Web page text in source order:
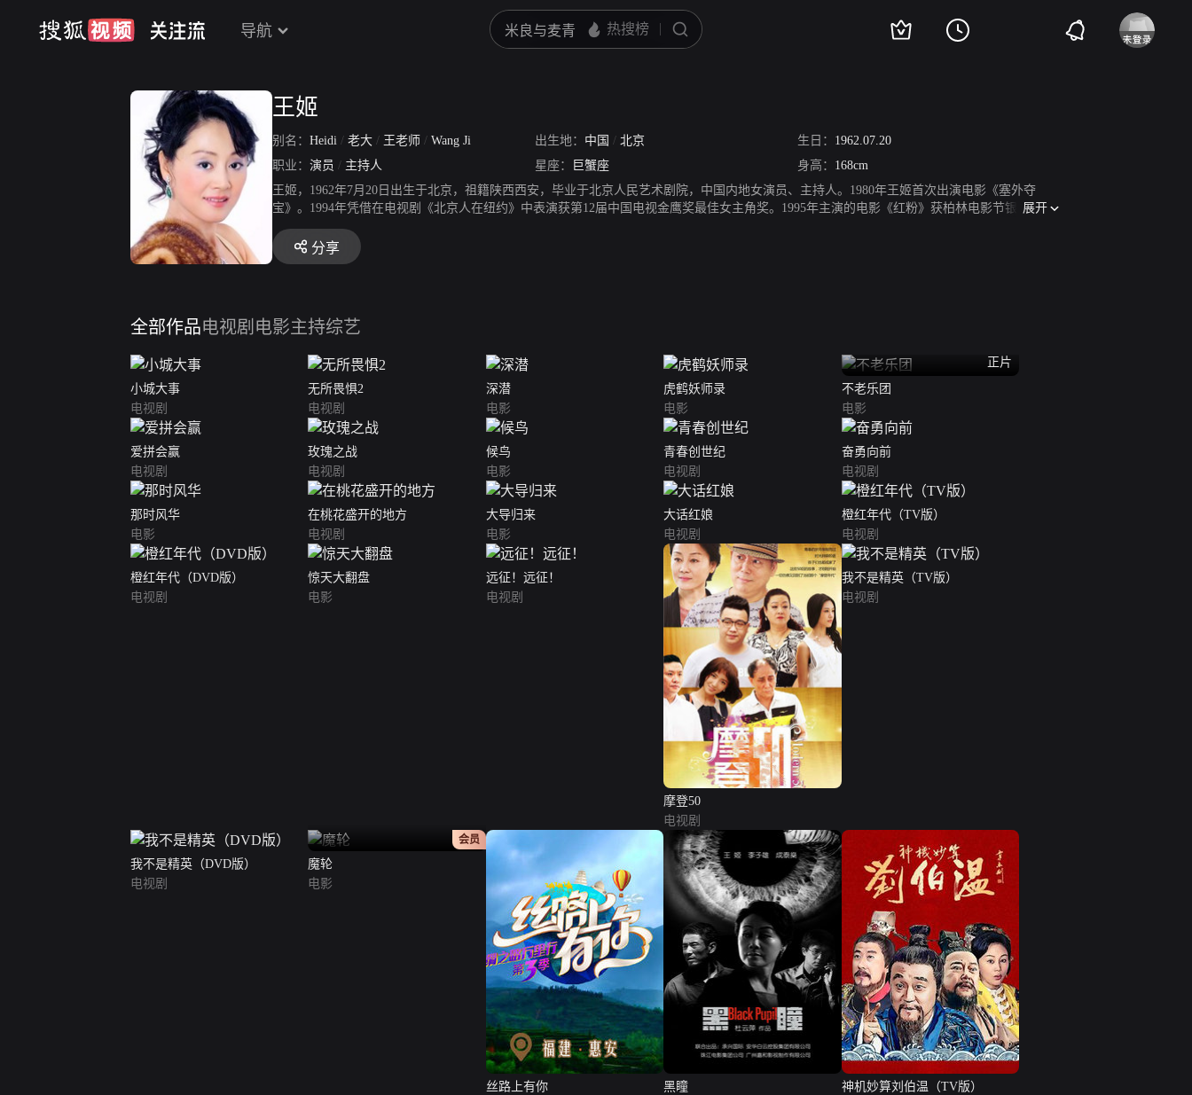
导航
王姬
别名： Heidi / 老大 / 王老师 / Wang Ji 出生地： 中国 / 北京 生日： 1962.07.20
职业： 演员 / 主持人 星座： 巨蟹座 身高： 168cm
王姬，1962年7月20日出生于北京，祖籍陕西西安，毕业于北京人民艺术剧院，中国内地女演员、主持人。1980年王姬首次出演电影《塞外夺
宝》。1994年凭借在电视剧《北京人在纽约》中表演获第12届中国电视金鹰奖最佳女主角奖。1995年主演的电影《红粉》获柏林电影节银熊奖和
印度电影节金孔雀奖。2004年凭借主演的电视剧《天下第一楼》获得第5届中国金鹰电视艺术节最佳表演艺术女演员奖、第22届中国电视金鹰奖观
众喜爱的女演员奖。2005年主演伦理商战剧《下一站是幸福》。2006年主演家庭伦理剧《更年期的幸福生活》。2007年主演寻宝题材电影《复活
的三叶虫》，获得湖北省大学生电影节“最受大学生喜爱女演员奖。2008年在正史剧《大风歌》中饰演吕后。2010年主演都市女性商战剧《红玫瑰
动的公益大使。
展开
分享
全部作品电视剧 电影主持综艺
小城大事
电视剧
无所畏惧2
电视剧
深潜
电影
虎鹤妖师录
电影
正片
不老乐团
电影
爱拼会赢
电视剧
玫瑰之战
电视剧
候鸟
电影
青春创世纪
电视剧
奋勇向前
电视剧
那时风华
电影
在桃花盛开的地方
电视剧
大导归来
电影
大话红娘
电视剧
橙红年代（TV版）
电视剧
橙红年代（DVD版）
电视剧
惊天大翻盘
电影
远征！远征！
电视剧
摩登50
电视剧
我不是精英（TV版）
电视剧
我不是精英（DVD版）
电视剧
正片
会员
魔轮
电影
丝路上有你
黑瞳
神机妙算刘伯温（TV版）